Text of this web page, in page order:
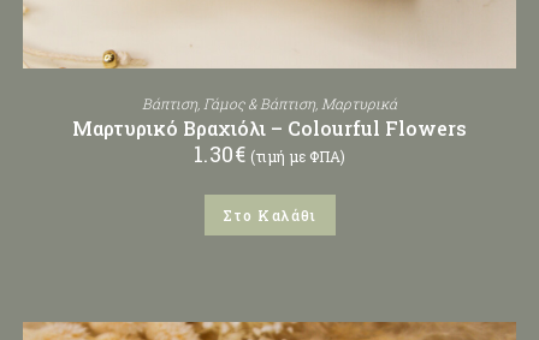
Βάπτιση Γάμος & Βάπτιση Μαρτυρικά
Μαρτυρικό Βραχιόλι – Colourful Flowers
1.30€ (τιμή με ΦΠΑ)
Στο Καλάθι